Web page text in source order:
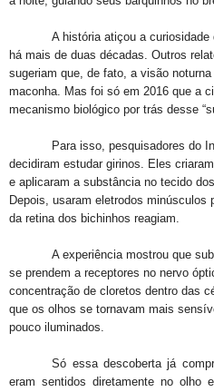
A história atiçou a
há mais de duas décadas. Outros
sugeriam que, de fato, a visão
maconha. Mas foi só em 2016 que a
mecanismo biológico por trás desse
Para isso, pesquisadores do
decidiram estudar girinos. Eles
e aplicaram a substância no tecido
Depois, usaram eletrodos minúsculos
da retina dos bichinhos reagiam.
A experiência mostrou que
se prendem a receptores no nervo
concentração de cloretos dentro das
que os olhos se tornavam mais
pouco iluminados.
Só essa descoberta já
eram sentidos diretamente no olho